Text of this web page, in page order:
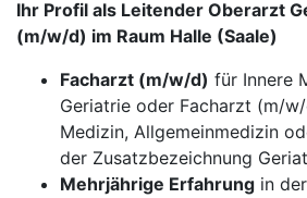
Ihr Profil als Leitender Oberarzt
(m/w/d) im Raum Halle (Saale)
Facharzt (m/w/d) für Innere
Geriatrie oder Facharzt (m/
Medizin, Allgemeinmedizin
der Zusatzbezeichnung
Mehrjährige Erfahrung in